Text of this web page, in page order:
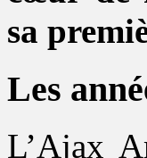
sa
Les
L’Ajax